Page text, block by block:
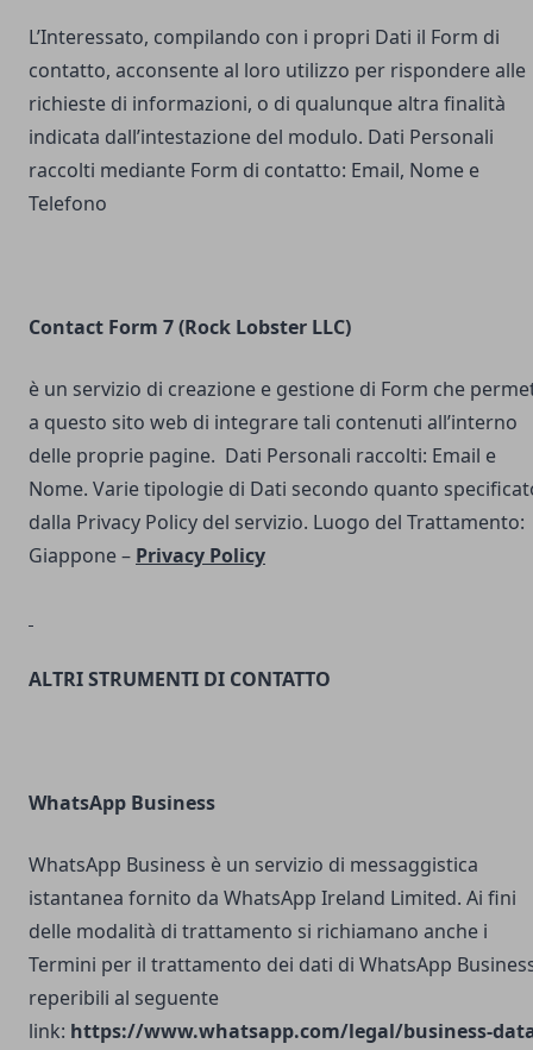
L’Interessato, compilando con i propri Dati il Form di
contatto, acconsente al loro utilizzo per rispondere alle
richieste di informazioni, o di qualunque altra finalità
indicata dall’intestazione del modulo. Dati Personali
raccolti mediante Form di contatto: Email, Nome e
Telefono
Contact Form 7 (Rock Lobster LLC)
è un servizio di creazione e gestione di Form che
a questo sito web di integrare tali contenuti all’interno
delle proprie pagine. Dati Personali raccolti: Email e
Nome. Varie tipologie di Dati secondo quanto
dalla Privacy Policy del servizio. Luogo del Trattamento:
Giappone – Privacy Policy
ALTRI STRUMENTI DI CONTATTO
WhatsApp Business
WhatsApp Business è un servizio di messaggistica
istantanea fornito da WhatsApp Ireland Limited. Ai fini
delle modalità di trattamento si richiamano anche i
Termini per il trattamento dei dati di WhatsApp
reperibili al seguente
link: https://www.whatsapp.com/legal/business-